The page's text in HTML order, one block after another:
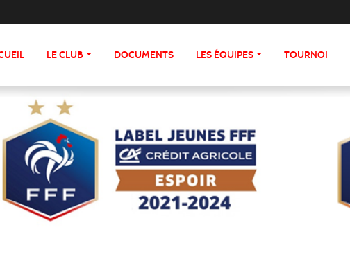
LE CLUB DOCUMENTS LES ÉQUIPES TOURNOI